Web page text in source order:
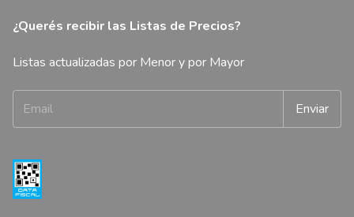
¿Querés recibir las Listas de Precios?
Listas actualizadas por Menor y por Mayor